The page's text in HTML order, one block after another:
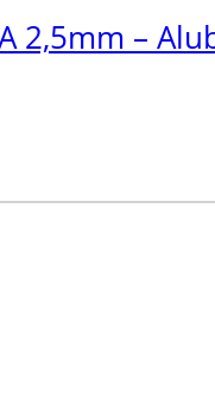
2,5mm –